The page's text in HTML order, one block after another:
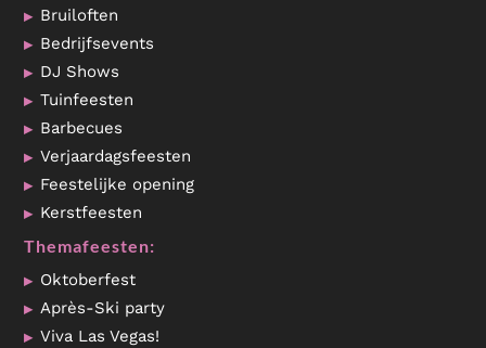
Bruiloften
Bedrijfsevents
DJ Shows
Tuinfeesten
Barbecues
Verjaardagsfeesten
Feestelijke opening
Kerstfeesten
Themafeesten:
Oktoberfest
Après-Ski party
Viva Las Vegas!